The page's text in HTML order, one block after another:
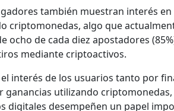
tam­bién mues­tran interés
crip­tomonedas, algo que
ocho de cada diez apos­ta­dores
medi­ante crip­toac­tivos.
interés de los usuar­ios tan­to por
ganan­cias uti­lizan­do
dig­i­tales desem­peñen un papel